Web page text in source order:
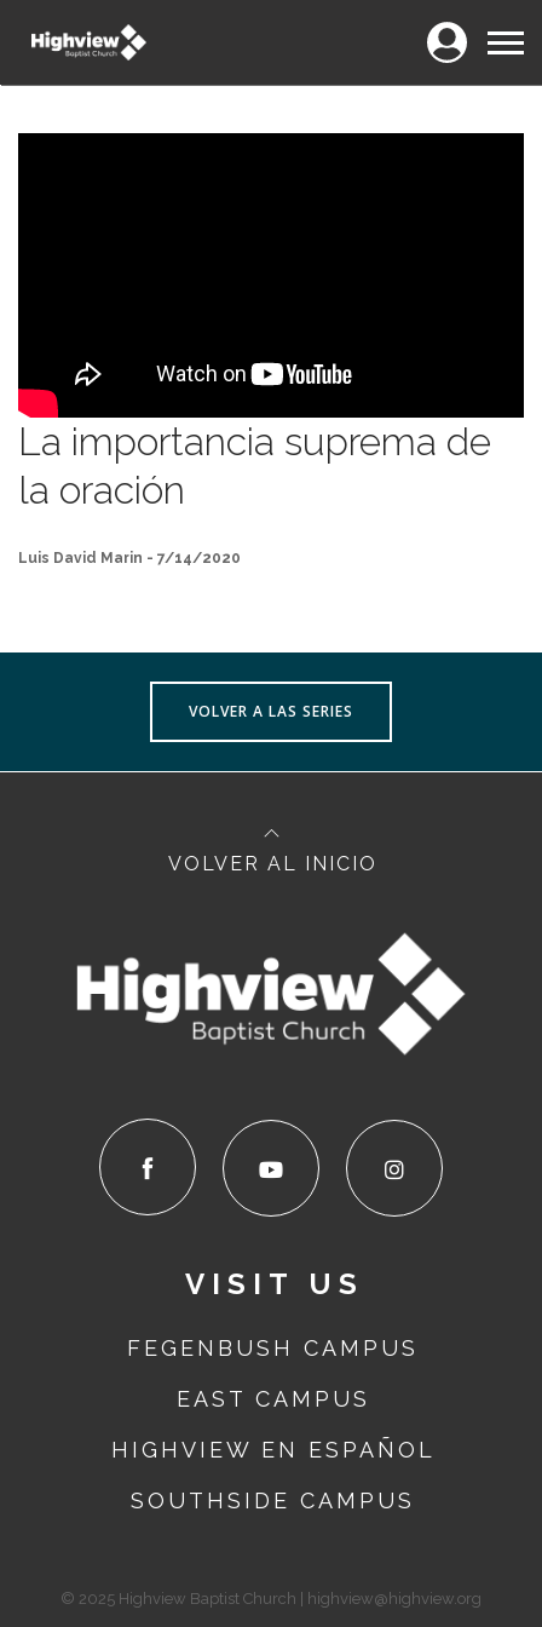
Login Menu
La importancia suprema de
la oración
Luis David Marin - 7/14/2020
VOLVER A LAS SERIES
VOLVER AL INICIO
VISIT US
FEGENBUSH CAMPUS
EAST CAMPUS
HIGHVIEW EN ESPAÑOL
SOUTHSIDE CAMPUS
© 2025 Highview Baptist Church | highview@highview.org